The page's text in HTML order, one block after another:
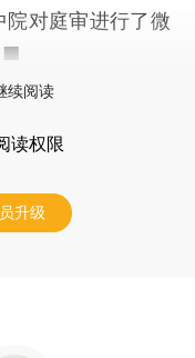
对庭审进行了微
■
续阅读
读权限
升级